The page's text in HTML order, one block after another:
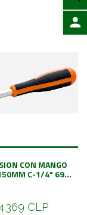
CON MANGO
C-1/4" 69...
CLP